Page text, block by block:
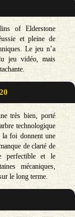
of Elderstone
et pleine de
Le jeu n’a
jeu vidéo, mais
très bien, porté
technologique
la foi donnent une
de clarté de
perfectible et le
mécaniques,
le long terme.